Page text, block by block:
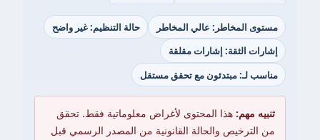
مستوى المخاطر: عالي المخاطر
حالة التنظيم: غير واضح
إشارات الثقة: إشارات مقلقة
مناسب لـ: مبتدئون مع تحقق مستقل
تنبيه مهم: هذا المحتوى لأغراض معلوماتية فقط. تحقق
من الترخيص والحالة القانونية من المصدر الرسمي قبل